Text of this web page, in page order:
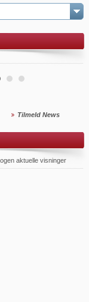
Tilmeld News
aktuelle visninger